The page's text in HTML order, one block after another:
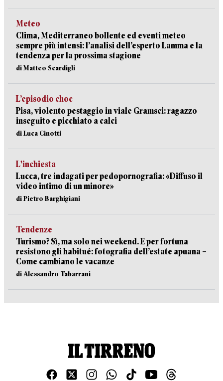
Meteo
Clima, Mediterraneo bollente ed eventi meteo
sempre più intensi: l’analisi dell’esperto Lamma e la
tendenza per la prossima stagione
di Matteo Scardigli
L’episodio choc
Pisa, violento pestaggio in viale Gramsci: ragazzo
inseguito e picchiato a calci
di Luca Cinotti
L'inchiesta
Lucca, tre indagati per pedopornografia: «Diffuso il
video intimo di un minore»
di Pietro Barghigiani
Tendenze
Turismo? Sì, ma solo nei weekend. E per fortuna
resistono gli habitué: fotografia dell’estate apuana –
Come cambiano le vacanze
di Alessandro Tabarrani